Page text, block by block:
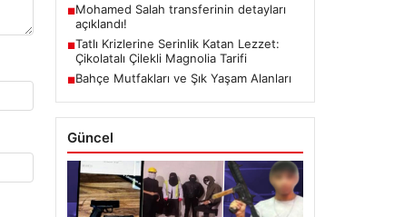
■Mohamed Salah transferinin detayları
açıklandı!
■Tatlı Krizlerine Serinlik Katan Lezzet:
Çikolatalı Çilekli Magnolia Tarifi
■Bahçe Mutfakları ve Şık Yaşam Alanları
Güncel